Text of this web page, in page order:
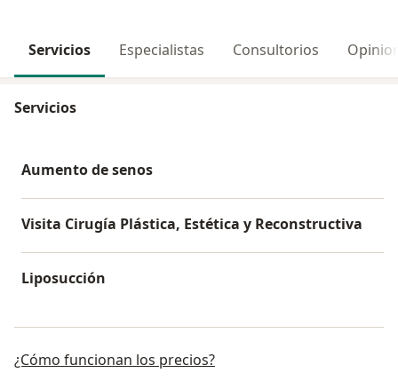
Servicios Especialistas Consultorios
Servicios
Aumento de senos
Visita Cirugía Plástica, Estética y Reconstructiva
Liposucción
¿Cómo funcionan los precios?